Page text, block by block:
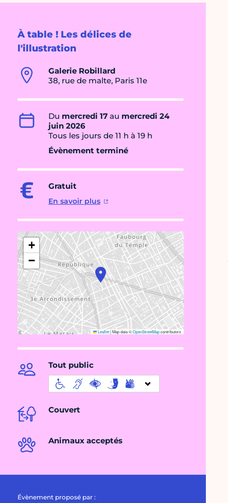
À table ! Les délices de
l'illustration
Galerie Robillard
38, rue de malte, Paris 11e
Du mercredi 17 au mercredi 24
juin 2026
Tous les jours de 11 h à 19 h
Évènement terminé
Gratuit
En savoir plus
+
−
Leaflet|Map data ©OpenStreetMapcontributors
Tout public
Couvert
Animaux acceptés
Évènement proposé par :